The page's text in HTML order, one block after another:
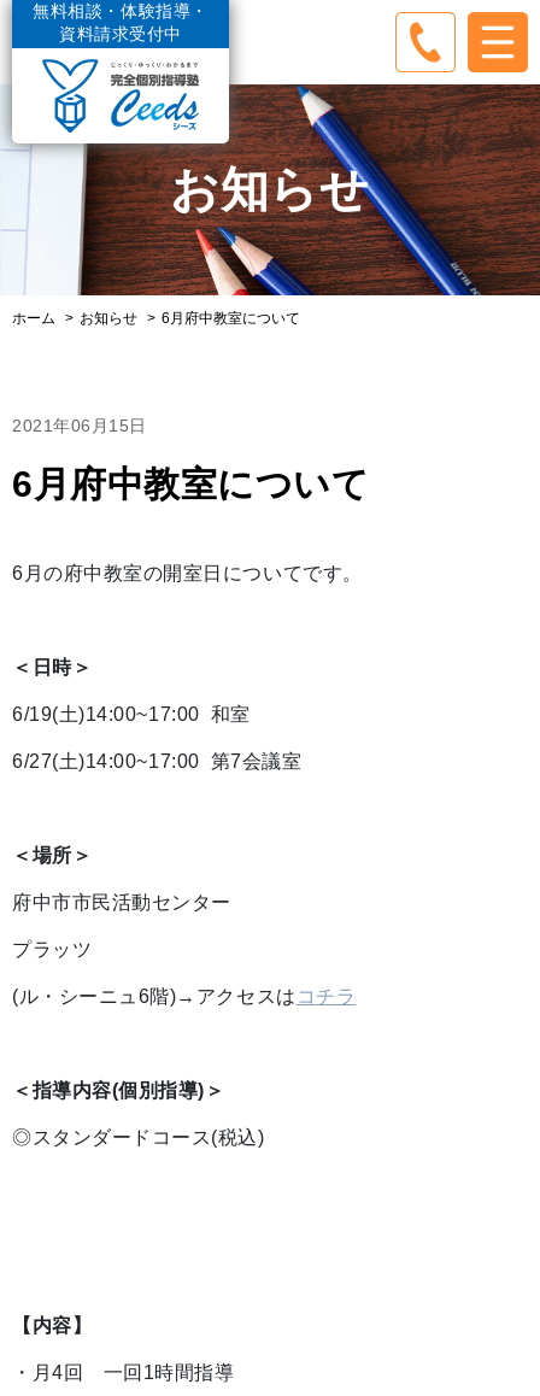
無料相談・体験指導・
資料請求受付中
お知らせ
ホーム お知らせ 6月府中教室について
2021年06月15日
6月府中教室について
6月の府中教室の開室日についてです。
＜日時＞
6/19(土)14:00~17:00 和室
6/27(土)14:00~17:00 第7会議室
＜場所＞
府中市市民活動センター
プラッツ
(ル・シーニュ6階)→アクセスは コチラ
＜指導内容(個別指導)＞
◎スタンダードコース(税込)
【内容】
・月4回 一回1時間指導